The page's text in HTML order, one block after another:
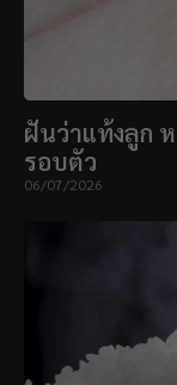
ฝันว่าแท้งลูก ห
รอบตัว
06/07/2026